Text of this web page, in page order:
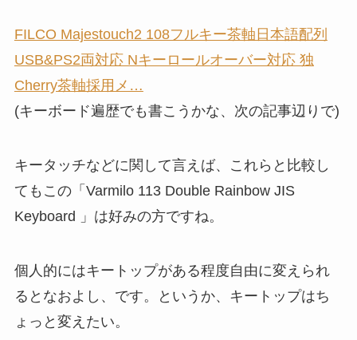
FILCO Majestouch2 108フルキー茶軸日本語配列
USB&PS2両対応 Nキーロールオーバー対応 独
Cherry茶軸採用メ…
(キーボード遍歴でも書こうかな、次の記事辺りで)
キータッチなどに関して言えば、これらと比較し
てもこの「Varmilo 113 Double Rainbow JIS
Keyboard 」は好みの方ですね。
個人的にはキートップがある程度自由に変えられ
るとなおよし、です。というか、キートップはち
ょっと変えたい。